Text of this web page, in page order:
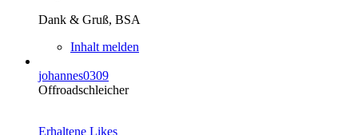
Dank & Gruß, BSA
Inhalt melden
johannes0309
Offroadschleicher
Erhaltene Likes